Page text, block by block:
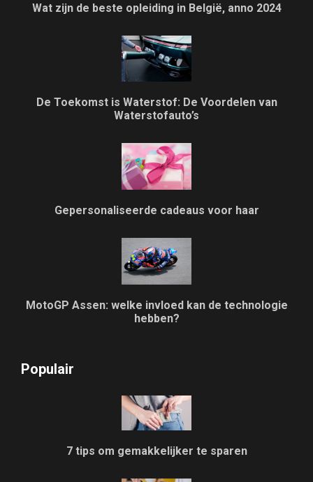
Wat zijn de beste opleiding in België, anno 2024
De Toekomst is Waterstof: De Voordelen van
Waterstofauto’s
Gepersonaliseerde cadeaus voor haar
MotoGP Assen: welke invloed kan de technologie
hebben?
Populair
7 tips om gemakkelijker te sparen